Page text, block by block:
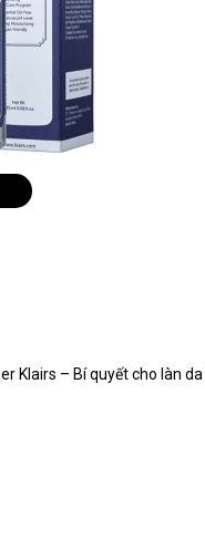
Klairs – Bí quyết cho làn